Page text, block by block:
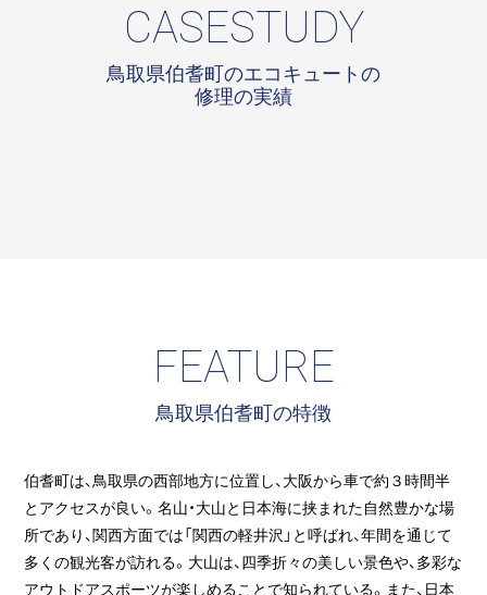
CASESTUDY
鳥取県伯耆町のエコキュートの
修理の実績
FEATURE
鳥取県伯耆町の特徴
伯耆町は、鳥取県の西部地方に位置し、大阪から車で約３時間半
とアクセスが良い。名山・大山と日本海に挟まれた自然豊かな場
所であり、関西方面では「関西の軽井沢」と呼ばれ、年間を通じて
多くの観光客が訪れる。大山は、四季折々の美しい景色や、多彩な
アウトドアスポーツが楽しめることで知られている。また、日本